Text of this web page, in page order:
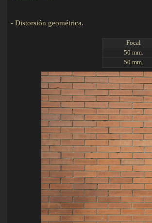
- Distorsión geométrica.
Focal
50 mm.
50 mm.